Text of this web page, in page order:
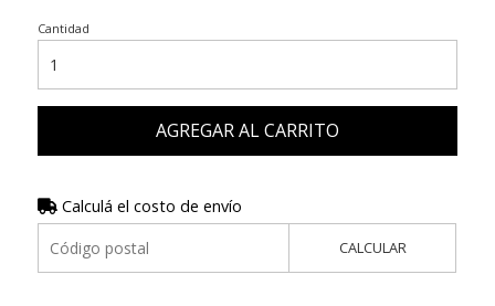
Cantidad
AGREGAR AL CARRITO
Calculá el costo de envío
CALCULAR